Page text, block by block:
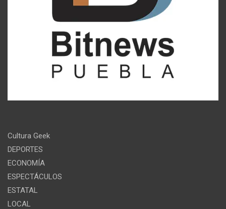
Cultura Geek
DEPORTES
ECONOMÍA
ESPECTÁCULOS
ESTATAL
LOCAL